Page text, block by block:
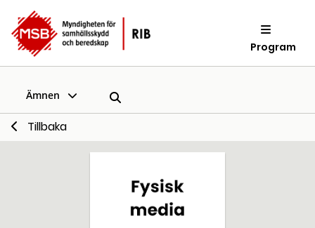
Program
Ämnen
Tillbaka